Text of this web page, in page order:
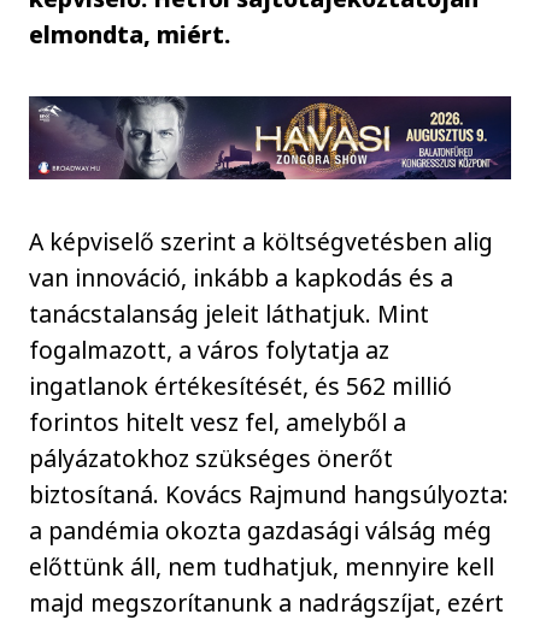
elmondta, miért.
A képviselő szerint a költségvetésben alig
van innováció, inkább a kapkodás és a
tanácstalanság jeleit láthatjuk. Mint
fogalmazott, a város folytatja az
ingatlanok értékesítését, és 562 millió
forintos hitelt vesz fel, amelyből a
pályázatokhoz szükséges önerőt
biztosítaná. Kovács Rajmund hangsúlyozta:
a pandémia okozta gazdasági válság még
előttünk áll, nem tudhatjuk, mennyire kell
majd megszorítanunk a nadrágszíjat, ezért